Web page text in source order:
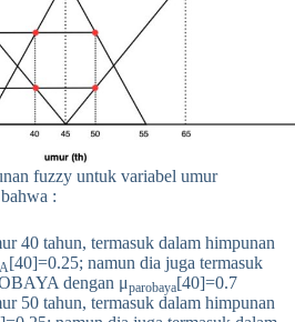
fuzzy untuk variabel umur
:
40 tahun, termasuk dalam himpunan
[40]=0.25; namun dia juga termasuk
dengan μparobaya[40]=0.7
50 tahun, termasuk dalam himpunan